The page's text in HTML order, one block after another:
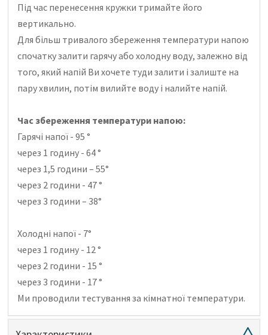
Під час перенесення кружки тримайте його
вертикально.
Для більш тривалого збереження температури напою
спочатку залити гарячу або холодну воду, залежно від
того, який напій Ви хочете туди залити і залиште на
пару хвилин, потім вилийте воду і налийте напій.
Час збереження температури напою:
Гарячі напої - 95 °
через 1 годину - 64 °
через 1,5 години – 55°
через 2 години - 47 °
через 3 години – 38°
Холодні напої - 7°
через 1 годину - 12 °
через 2 години - 15 °
через 3 години - 17 °
Ми проводили тестування за кімнатної температури.